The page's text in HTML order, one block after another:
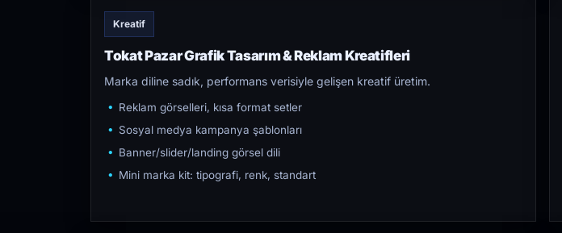
Kreatif
Tokat Pazar Grafik Tasarım & Reklam Kreatifleri
Marka diline sadık, performans verisiyle gelişen kreatif üretim.
Reklam görselleri, kısa format setler
Sosyal medya kampanya şablonları
Banner/slider/landing görsel dili
Mini marka kit: tipografi, renk, standart